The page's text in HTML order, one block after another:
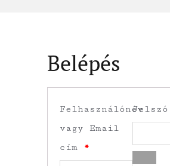
Belépés
Felhasználónév
vagy Email
cím
* Kötelező
Jelszó